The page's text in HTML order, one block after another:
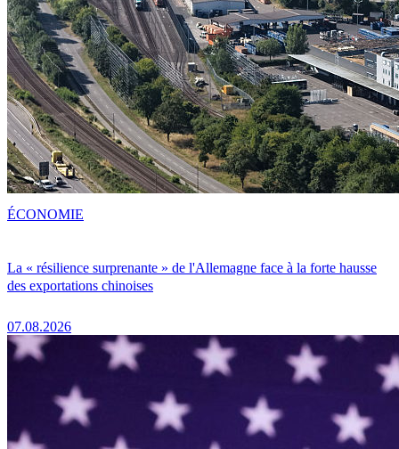
La « résilience surprenante » de l'Allemagne face à la forte hausse
des exportations chinoises
07.08.2026
ÉCONOMIE